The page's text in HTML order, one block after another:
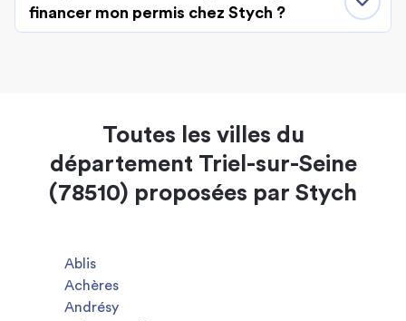
financer mon permis chez Stych ?
Toutes les villes du
département Triel-sur-Seine
(78510) proposées par Stych
Ablis
Achères
Andrésy